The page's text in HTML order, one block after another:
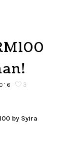
3
by Syira